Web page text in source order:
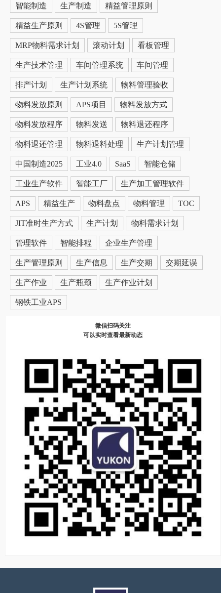
智能制造 生产制造 精益管理原则
精益生产原则 4S管理 5S管理
MRP物料需求计划 滚动计划 看板管理
生产技术管理 车间管理系统 车间管理
排产计划 生产计划系统 物料管理验收
物料发放原则 APS项目 物料发放方式
物料发放程序 物料发送 物料退还程序
物料退还管理 物料退料处理 生产计划管理
中国制造2025 工业4.0 SaaS 智能仓储
工业生产软件 智能工厂 生产加工管理软件
APS 精益生产 物料盘点 物料管理 TOC
JIT准时生产方式 生产计划 物料需求计划
管理软件 智能排程 企业生产管理
生产管理原则 生产信息 生产交期 交期延误
生产作业 生产瓶颈 生产作业计划
钢铁工业APS
微信扫码关注
可以实时查看最新动态